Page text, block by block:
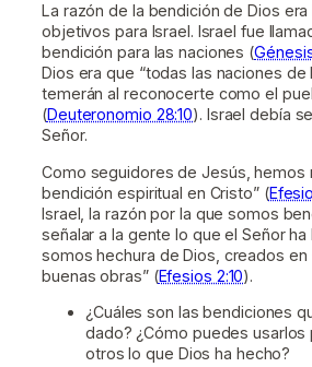
La razón de la bendición de Dios
objetivos para Israel. Israel fue
bendición para las naciones (
Dios era que “todas las naciones de
temerán al reconocerte como el
(Deuteronomio 28:10). Israel debía
Señor.
Como seguidores de Jesús, hemos
bendición espiritual en Cristo” (
Israel, la razón por la que somos
señalar a la gente lo que el Señor
somos hechura de Dios, creados en
buenas obras” (Efesios 2:10).
¿Cuáles son las bendiciones
dado? ¿Cómo puedes usarlos
otros lo que Dios ha hecho?